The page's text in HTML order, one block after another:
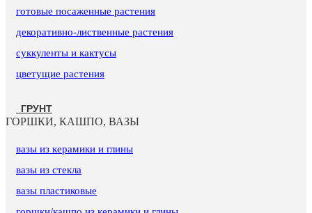
готовые посаженные растения
декоративно-лиственные растения
суккуленты и кактусы
цветущие растения
ГРУНТ
ГОРШКИ, КАШПО, ВАЗЫ
вазы из керамики и глины
вазы из стекла
вазы пластиковые